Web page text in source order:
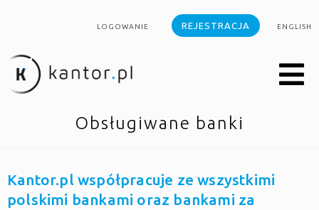
LOGOWANIE REJESTRACJA ENGLISH
Obsługiwane banki
Kantor.pl współpracuje ze wszystkimi
polskimi bankami oraz bankami za